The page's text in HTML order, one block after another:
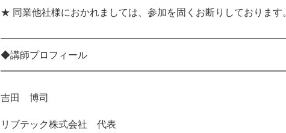
★ 同業他社様におかれましては、参加を固くお断りしております
◆講師プロフィール
吉田 博司
リブテック株式会社 代表